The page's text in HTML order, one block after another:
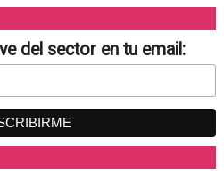
del sector en tu email: